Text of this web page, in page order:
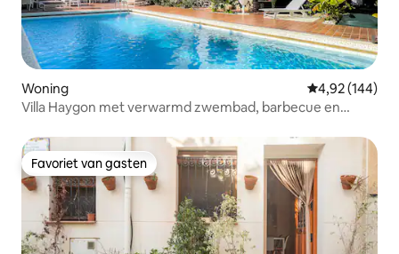
Woning Gemiddelde
4,92 (144)
Villa Haygon met verwarmd zwembad, barbecue en
Favoriet van gasten
Favoriet van gasten